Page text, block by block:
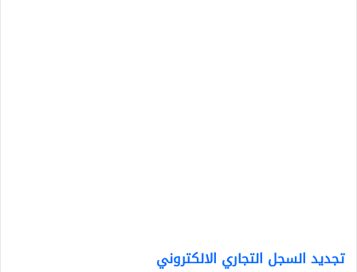
تجديد السجل التجاري الالكتروني